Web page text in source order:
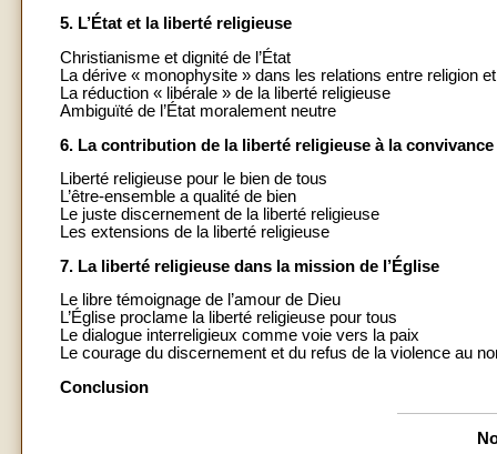
5. L’État et la liberté religieuse
Christianisme et dignité de l’État
La dérive « monophysite » dans les relations entre religion
La réduction « libérale » de la liberté religieuse
Ambiguïté de l’État moralement neutre
6. La contribution de la liberté religieuse à la
Liberté religieuse pour le bien de tous
L’être-ensemble a qualité de bien
Le juste discernement de la liberté religieuse
Les extensions de la liberté religieuse
7. La liberté religieuse dans la mission de l’Église
Le libre témoignage de l’amour de Dieu
L’Église proclame la liberté religieuse pour tous
Le dialogue interreligieux comme voie vers la paix
Le courage du discernement et du refus de la violence au
Conclusion